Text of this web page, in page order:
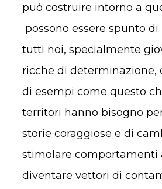
può costruire intorno a
possono essere spunto
tutti noi, specialmente
ricche di determinazione,
di esempi come questo
territori hanno bisogno
storie coraggiose e di
stimolare comportamenti
diventare vettori di